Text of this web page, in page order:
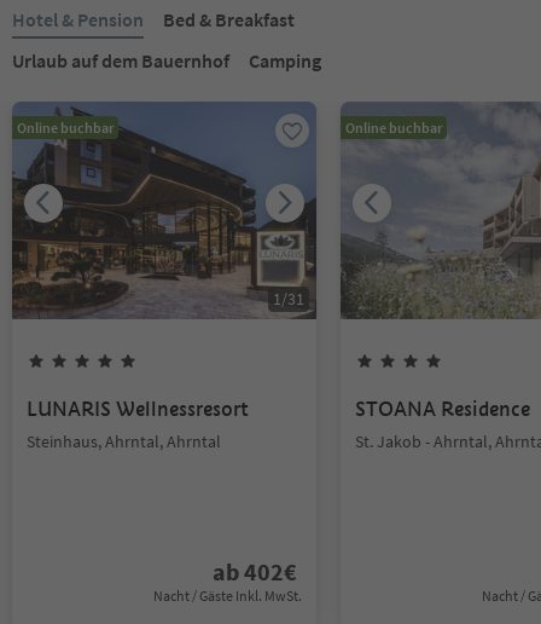
Hotel & Pension
Bed & Breakfast
Urlaub auf dem Bauernhof
Camping
Online buchbar
1/31
LUNARIS Wellnessresort
Steinhaus, Ahrntal, Ahrntal
ab402€
Nacht / Gäste Inkl. MwSt.
Online buchbar
STOANA Residence
St. Jakob - Ahrntal,
Nacht /